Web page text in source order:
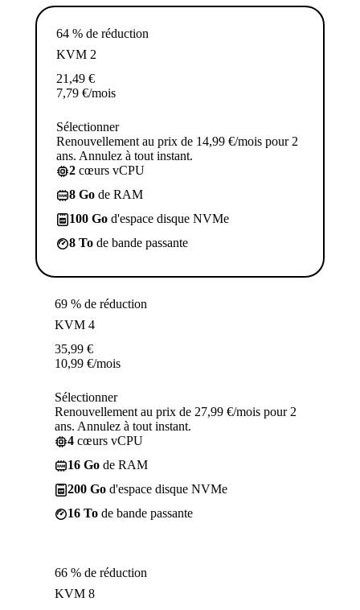
64 % de réduction
KVM 2
21,49 €
7,79 €/mois
Sélectionner
Renouvellement au prix de 14,99 €/mois pour 2
ans. Annulez à tout instant.
2 cœurs vCPU
8 Go de RAM
100 Go d'espace disque NVMe
8 To de bande passante
69 % de réduction
KVM 4
35,99 €
10,99 €/mois
Sélectionner
Renouvellement au prix de 27,99 €/mois pour 2
ans. Annulez à tout instant.
4 cœurs vCPU
16 Go de RAM
200 Go d'espace disque NVMe
16 To de bande passante
66 % de réduction
KVM 8